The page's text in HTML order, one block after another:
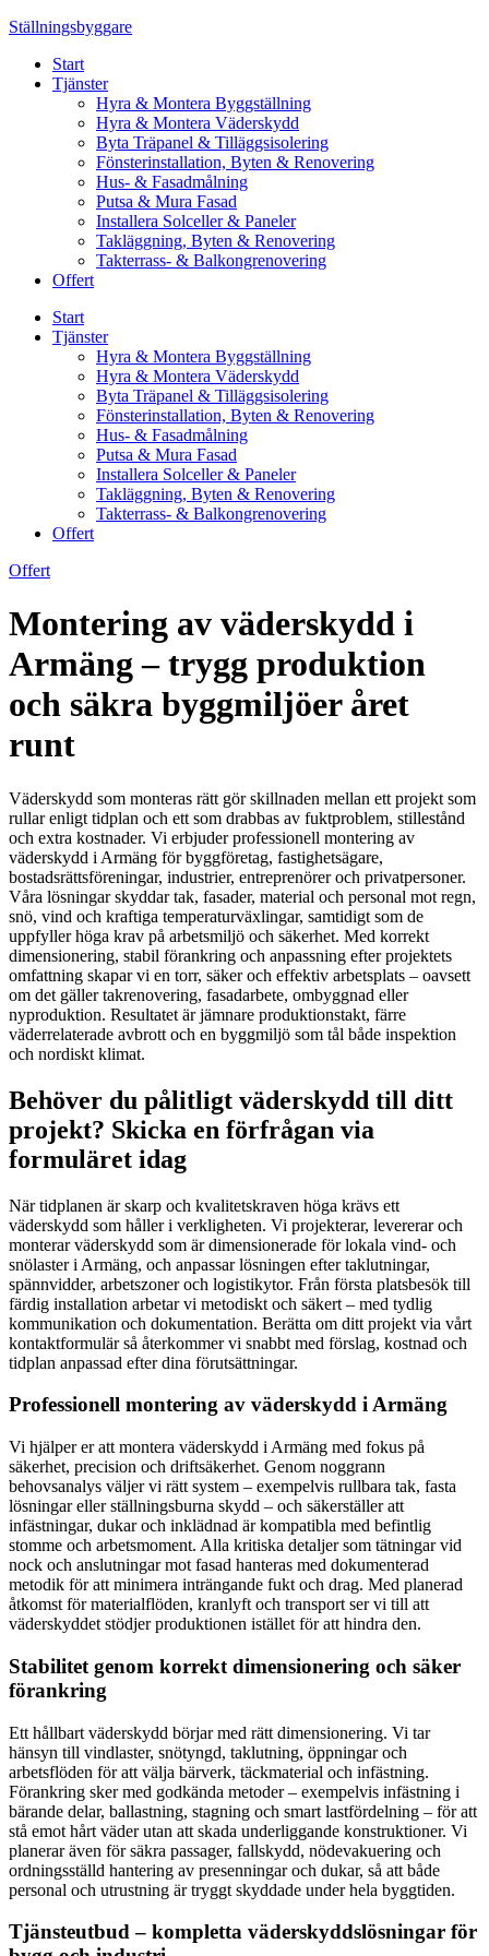
Skip
content
Ställningsbyggare
Start
Tjänster
Hyra & Montera Byggställning
Hyra & Montera Väderskydd
Byta Träpanel & Tilläggsisolering
Fönsterinstallation, Byten & Renovering
Hus- & Fasadmålning
Putsa & Mura Fasad
Installera Solceller & Paneler
Takläggning, Byten & Renovering
Takterrass- & Balkongrenovering
Offert
Start
Tjänster
Hyra & Montera Byggställning
Hyra & Montera Väderskydd
Byta Träpanel & Tilläggsisolering
Fönsterinstallation, Byten & Renovering
Hus- & Fasadmålning
Putsa & Mura Fasad
Installera Solceller & Paneler
Takläggning, Byten & Renovering
Takterrass- & Balkongrenovering
Offert
Offert
Montering av väderskydd i
Armäng – trygg produktion
och säkra byggmiljöer året
runt
Väderskydd som monteras rätt gör skillnaden mellan ett projekt som
rullar enligt tidplan och ett som drabbas av fuktproblem, stillestånd
och extra kostnader. Vi erbjuder professionell montering av
väderskydd i Armäng för byggföretag, fastighetsägare,
bostadsrättsföreningar, industrier, entreprenörer och privatpersoner.
Våra lösningar skyddar tak, fasader, material och personal mot regn,
snö, vind och kraftiga temperaturväxlingar, samtidigt som de
uppfyller höga krav på arbetsmiljö och säkerhet. Med korrekt
dimensionering, stabil förankring och anpassning efter projektets
omfattning skapar vi en torr, säker och effektiv arbetsplats – oavsett
om det gäller takrenovering, fasadarbete, ombyggnad eller
nyproduktion. Resultatet är jämnare produktionstakt, färre
väderrelaterade avbrott och en byggmiljö som tål både inspektion
och nordiskt klimat.
Behöver du pålitligt väderskydd till ditt
projekt? Skicka en förfrågan via
formuläret idag
När tidplanen är skarp och kvalitetskraven höga krävs ett
väderskydd som håller i verkligheten. Vi projekterar, levererar och
monterar väderskydd som är dimensionerade för lokala vind- och
snölaster i Armäng, och anpassar lösningen efter taklutningar,
spännvidder, arbetszoner och logistikytor. Från första platsbesök till
färdig installation arbetar vi metodiskt och säkert – med tydlig
kommunikation och dokumentation. Berätta om ditt projekt via vårt
kontaktformulär så återkommer vi snabbt med förslag, kostnad och
tidplan anpassad efter dina förutsättningar.
Professionell montering av väderskydd i Armäng
Vi hjälper er att montera väderskydd i Armäng med fokus på
säkerhet, precision och driftsäkerhet. Genom noggrann
behovsanalys väljer vi rätt system – exempelvis rullbara tak, fasta
lösningar eller ställningsburna skydd – och säkerställer att
infästningar, dukar och inklädnad är kompatibla med befintlig
stomme och arbetsmoment. Alla kritiska detaljer som tätningar vid
nock och anslutningar mot fasad hanteras med dokumenterad
metodik för att minimera inträngande fukt och drag. Med planerad
åtkomst för materialflöden, kranlyft och transport ser vi till att
väderskyddet stödjer produktionen istället för att hindra den.
Stabilitet genom korrekt dimensionering och säker
förankring
Ett hållbart väderskydd börjar med rätt dimensionering. Vi tar
hänsyn till vindlaster, snötyngd, taklutning, öppningar och
arbetsflöden för att välja bärverk, täckmaterial och infästning.
Förankring sker med godkända metoder – exempelvis infästning i
bärande delar, ballastning, stagning och smart lastfördelning – för att
stå emot hårt väder utan att skada underliggande konstruktioner. Vi
planerar även för säkra passager, fallskydd, nödevakuering och
ordningsställd hantering av presenningar och dukar, så att både
personal och utrustning är tryggt skyddade under hela byggtiden.
Tjänsteutbud – kompletta väderskyddslösningar för